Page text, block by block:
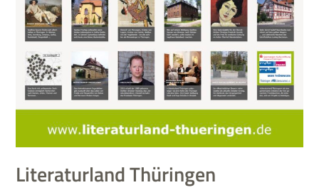
Literaturland Thüringen